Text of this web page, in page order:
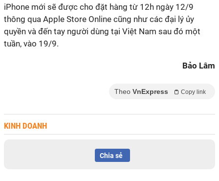
iPhone mới sẽ được cho đặt hàng từ 12h ngày 12/9
thông qua Apple Store Online cũng như các đại lý ủy
quyền và đến tay người dùng tại Việt Nam sau đó một
tuần, vào 19/9.
Bảo Lâm
Theo VnExpress Copy link
KINH DOANH
Chia sẻ